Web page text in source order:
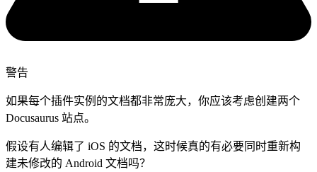
警告
如果每个插件实例的文档都非常庞大，你应该考虑创建两个
Docusaurus 站点。
假设有人编辑了 iOS 的文档，这时候真的有必要同时重新构
建未修改的 Android 文档吗？